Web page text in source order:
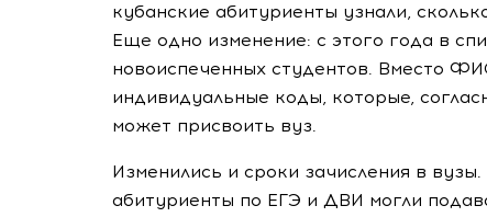
кубанские абитуриенты узнали,
Еще одно изменение: с этого года в
новоиспеченных студентов. Вместо
индивидуальные коды, которые,
может присвоить вуз.
Изменились и сроки зачисления в
абитуриенты по ЕГЭ и ДВИ могли